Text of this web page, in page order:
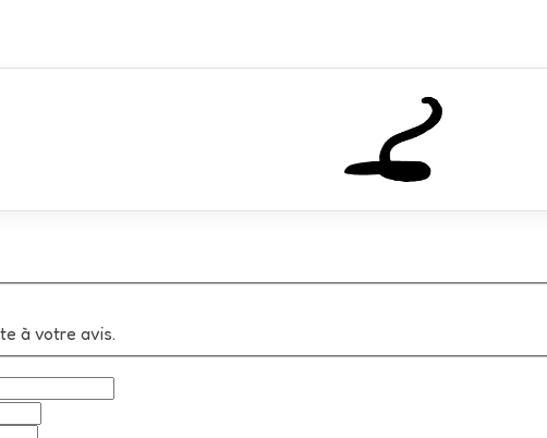
à votre avis.